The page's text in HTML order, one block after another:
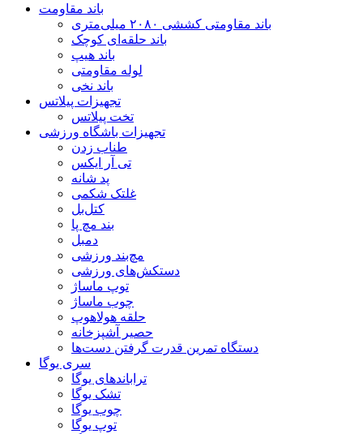
باند مقاومت
باند مقاومتی کششی ۲۰۸۰ میلی‌متری
باند حلقه‌ای کوچک
باند هیپ
لوله مقاومتی
باند نخی
تجهیزات پیلاتس
تخت پیلاتس
تجهیزات باشگاه ورزشی
طناب زدن
تی آر ایکس
پد شانه
غلتک شکمی
کتل‌بل
بند مچ پا
دمبل
مچ‌بند ورزشی
دستکش‌های ورزشی
توپ ماساژ
چوب ماساژ
حلقه هولاهوپ
حصیر آشپزخانه
دستگاه تمرین قدرت گرفتن دست‌ها
سری یوگا
تراباندهای یوگا
تشک یوگا
چوب یوگا
توپ یوگا